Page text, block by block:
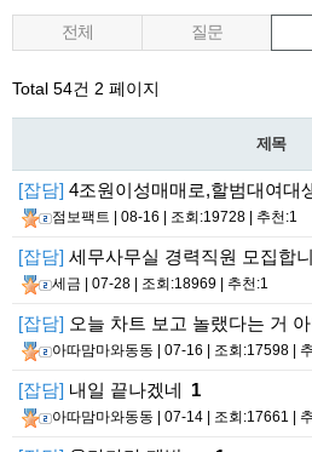
전체 질문
Total 54건 2 페이지
제목
[잡담] 4조원이성매매로,할범대여대
점보팩트 | 08-16 | 조회:19728 | 추천:1
[잡담] 세무사무실 경력직원 모집합
세금 | 07-28 | 조회:18969 | 추천:1
[잡담] 오늘 차트 보고 놀랬다는 거
아따맘마와동동 | 07-16 | 조회:17598 |
[잡담] 내일 끝나겠네 1
아따맘마와동동 | 07-14 | 조회:17661 |